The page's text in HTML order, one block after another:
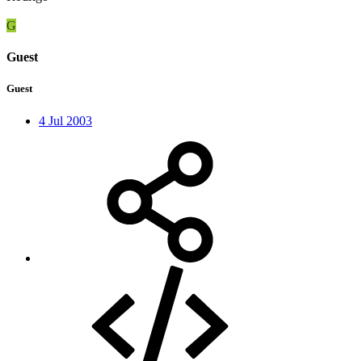
G
Guest
Guest
4 Jul 2003